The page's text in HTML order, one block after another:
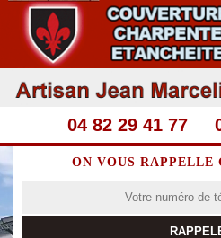
04 82 29 41 77
ON VOUS RAPPELLE